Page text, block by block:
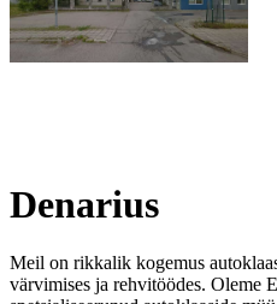
Denarius
Meil on rikkalik kogemus
värvimises ja rehvitöödes. Oleme